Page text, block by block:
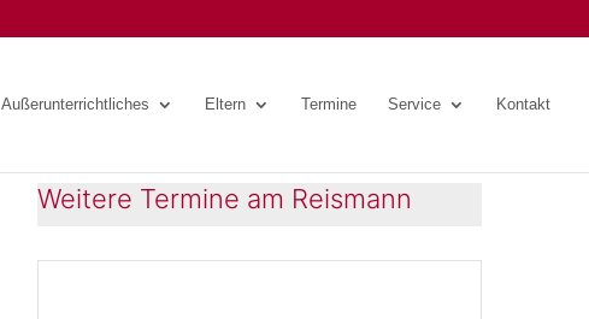
Außerunterrichtliches Eltern Termine Service Kontakt
Weitere Termine am Reismann